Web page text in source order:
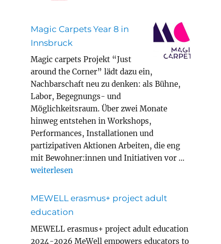
Magic Carpets Year 8 in
Innsbruck
Magic carpets Projekt “Just
around the Corner” lädt dazu ein,
Nachbarschaft neu zu denken: als Bühne,
Labor, Begegnungs- und
Möglichkeitsraum. Über zwei Monate
hinweg entstehen in Workshops,
Performances, Installationen und
partizipativen Aktionen Arbeiten, die eng
mit Bewohner:innen und Initiativen vor …
„Magic Carpets Year 8 in Innsbruck“
weiterlesen
MEWELL erasmus+ project adult
education
MEWELL erasmus+ project adult education
2024-2026 MeWell empowers educators to